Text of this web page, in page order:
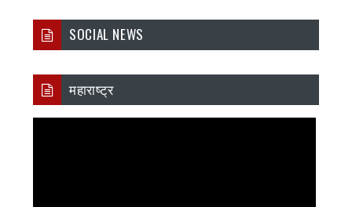
SOCIAL NEWS
महाराष्ट्र